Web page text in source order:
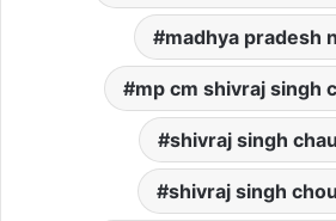
madhya pradesh
mp cm shivraj singh
shivraj singh
shivraj singh